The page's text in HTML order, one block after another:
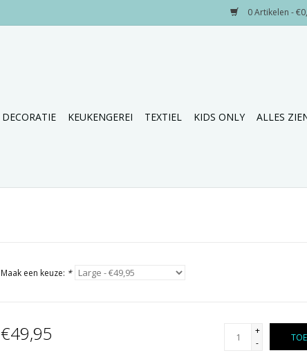
0 Artikelen -
DECORATIE KEUKENGEREI TEXTIEL KIDS ONLY ALLES
Maak een keuze: *
€49,95
+
-